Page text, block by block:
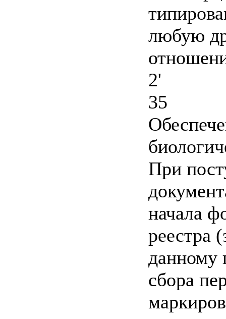
любую
2'
35
При
начала
реестра
данному
сбора